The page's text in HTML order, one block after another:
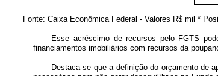
Fonte: Caixa Econômica Federal - Valores R$ mil *
Esse acréscimo de recursos pelo FGTS
financiamentos imobiliários com recursos da
Destaca-se que a definição do orçamento de